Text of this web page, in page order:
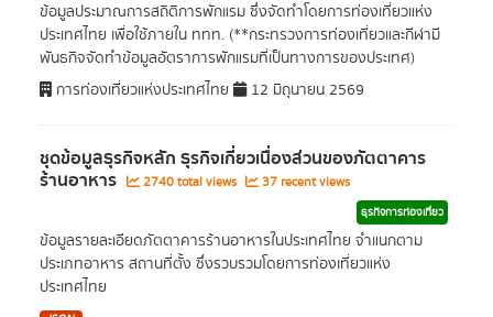
ข้อมูลประมาณการสถิติการพักแรม ซึ่งจัดทำโดยการท่องเที่ยวแห่ง
ประเทศไทย เพื่อใช้ภายใน ททท. (**กระทรวงการท่องเที่ยวและกีฬามี
พันธกิจจัดทำข้อมูลอัตราการพักแรมที่เป็นทางการของประเทศ)
การท่องเที่ยวแห่งประเทศไทย
12 มิถุนายน 2569
ชุดข้อมูลธุรกิจหลัก ธุรกิจเกี่ยวเนื่องส่วนของภัตตาคาร
ร้านอาหาร 2740 total views 37 recent views
ธุรกิจการท่องเที่ยว
ข้อมูลรายละเอียดภัตตาคารร้านอาหารในประเทศไทย จำแนกตาม
ประเภทอาหาร สถานที่ตั้ง ซึ่งรวบรวมโดยการท่องเที่ยวแห่ง
ประเทศไทย